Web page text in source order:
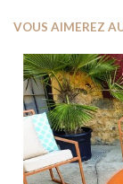
VOUS AIMEREZ